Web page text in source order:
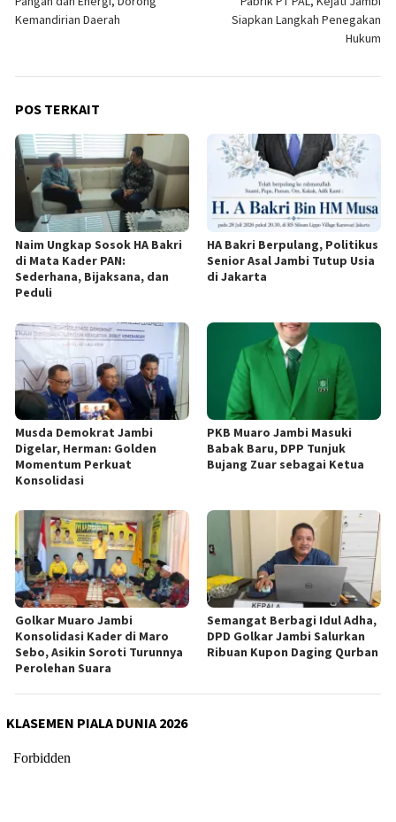
Kemandirian Daerah
Siapkan Langkah Penegakan
Hukum
POS TERKAIT
Naim Ungkap Sosok HA Bakri
di Mata Kader PAN:
Sederhana, Bijaksana, dan
Peduli
HA Bakri Berpulang, Politikus
Senior Asal Jambi Tutup Usia
di Jakarta
Musda Demokrat Jambi
Digelar, Herman: Golden
Momentum Perkuat
Konsolidasi
PKB Muaro Jambi Masuki
Babak Baru, DPP Tunjuk
Bujang Zuar sebagai Ketua
Golkar Muaro Jambi
Konsolidasi Kader di Maro
Sebo, Asikin Soroti Turunnya
Perolehan Suara
Semangat Berbagi Idul Adha,
DPD Golkar Jambi Salurkan
Ribuan Kupon Daging Qurban
KLASEMEN PIALA DUNIA 2026